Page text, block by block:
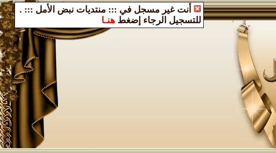
أنت غير مسجل في ::: منتديات نبض الأمل ::: .
للتسجيل الرجاء إضغط هنـا